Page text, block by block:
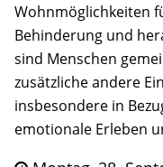
Wohnmöglichkeiten
Behinderung und
sind Menschen
zusätzliche andere
insbesondere in
emotionale Erleben